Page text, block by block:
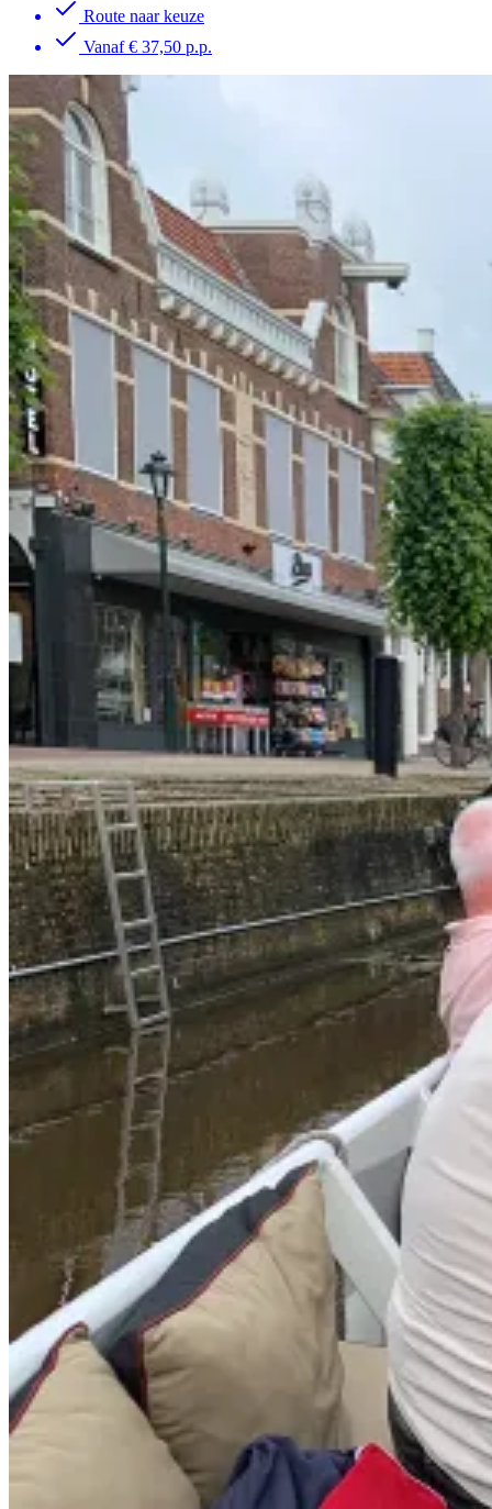
Route naar keuze
Vanaf € 37,50 p.p.